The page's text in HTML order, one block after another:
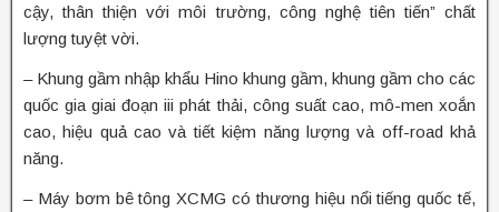
cậy, thân thiện với môi trường, công nghệ tiên tiến” chất
lượng tuyệt vời.
– Khung gầm nhập khẩu Hino khung gầm, khung gầm cho các
quốc gia giai đoạn iii phát thải, công suất cao, mô-men xoắn
cao, hiệu quả cao và tiết kiệm năng lượng và off-road khả
năng.
– Máy bơm bê tông XCMG có thương hiệu nổi tiếng quốc tế,